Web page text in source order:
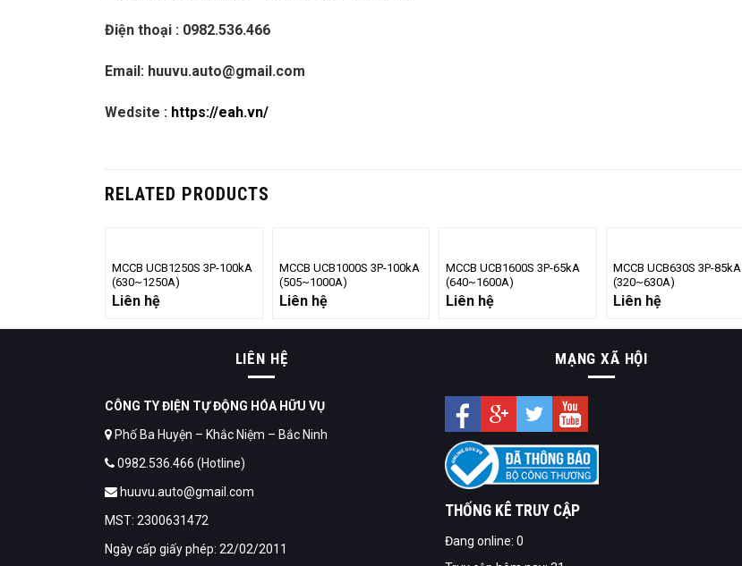
Điện thoại : 0982.536.466
Email: huuvu.auto@gmail.com
Wedsite : https://eah.vn/
RELATED PRODUCTS
MCCB UCB1250S 3P-100kA
(630~1250A)
Liên hệ
MCCB UCB1000S 3P-100kA
(505~1000A)
Liên hệ
MCCB UCB1600S 3P-65kA
(640~1600A)
Liên hệ
MCCB UCB630S 3P-85kA
(320~630A)
Liên hệ
LIÊN HỆ
CÔNG TY ĐIỆN TỰ ĐỘNG HÓA HỮU VỤ
Phố Ba Huyện – Khắc Niệm – Bắc Ninh
0982.536.466 (Hotline)
huuvu.auto@gmail.com
MST: 2300631472
Ngày cấp giấy phép: 22/02/2011
MẠNG XÃ HỘI
THỐNG KÊ TRUY CẬP
Đang online: 0